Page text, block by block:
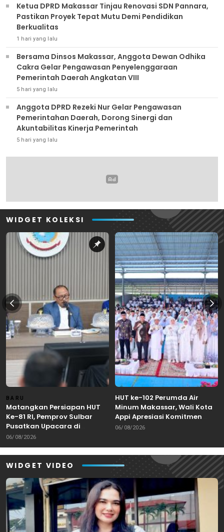
Ketua DPRD Makassar Tinjau Renovasi SDN Pannara,
Pastikan Proyek Tepat Mutu Demi Pendidikan
Berkualitas
1 hari yang lalu
Bersama Dinsos Makassar, Anggota Dewan Odhika
Cakra Gelar Pengawasan Penyelenggaraan
Pemerintah Daerah Angkatan VIII
5 hari yang lalu
Anggota DPRD Rezeki Nur Gelar Pengawasan
Pemerintahan Daerah, Dorong Sinergi dan
Akuntabilitas Kinerja Pemerintah
5 hari yang lalu
WIDGET KOLEKSI
BARU
Matangkan Persiapan HUT
Ke-81 RI, Pemprov Sulbar
Pusatkan Upacara di
Lapangan Ahmad Kirang
Mamuju
06/08/2026
HUT ke-102 Perumda Air
Minum Makassar, Wali Kota
Appi Apresiasi Komitmen
Tingkatkan Pelayanan Air
06/08/2026
WIDGET VIDEO